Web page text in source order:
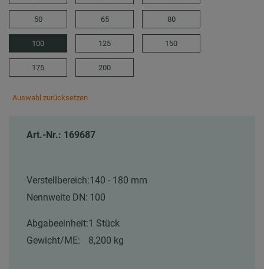
50 65 80
100 125 150
175 200
Auswahl zurücksetzen
Art.-Nr.: 169687
Verstellbereich:140 - 180 mm
Nennweite DN: 100
Abgabeeinheit:1 Stück
Gewicht/ME:
8,200 kg